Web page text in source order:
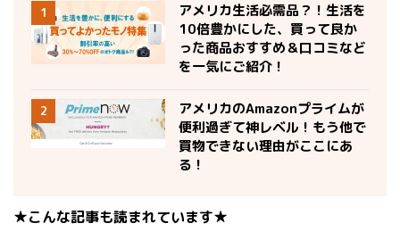
1
アメリカ生活必需品？！生活を
10倍豊かにした、買って良か
った商品おすすめ＆口コミなど
を一気にご紹介！
2
アメリカのAmazonプライムが
便利過ぎて神レベル！もう他で
買物できない理由がここにあ
る！
★こんな記事も読まれています★